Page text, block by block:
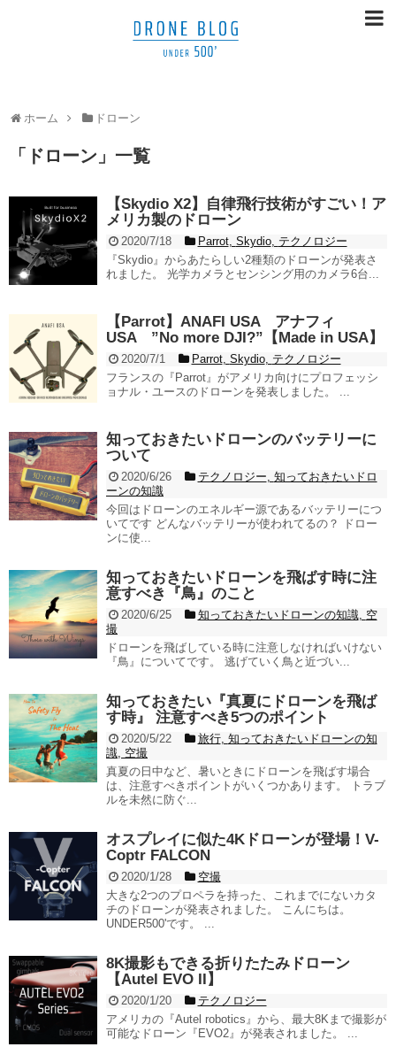
ホーム ドローン
「 ドローン 」 一覧
【Skydio X2】自律飛行技術がすごい！ア
メリカ製のドローン
2020/7/18 Parrot, Skydio, テクノロジー
『Skydio』からあたらしい2種類のドローンが発表さ
れました。 光学カメラとセンシング用のカメラ6台...
【Parrot】ANAFI USA アナフィ
USA ”No more DJI?”【Made in USA】
2020/7/1 Parrot, Skydio, テクノロジー
フランスの『Parrot』がアメリカ向けにプロフェッシ
ョナル・ユースのドローンを発表しました。 ...
知っておきたいドローンのバッテリーに
ついて
2020/6/26 テクノロジー, 知っておきたいドロ
ーンの知識
今回はドローンのエネルギー源であるバッテリーにつ
いてです どんなバッテリーが使われてるの？ ドロー
ンに使...
知っておきたいドローンを飛ばす時に注
意すべき『鳥』のこと
2020/6/25 知っておきたいドローンの知識, 空
撮
ドローンを飛ばしている時に注意しなければいけない
『鳥』についてです。 逃げていく鳥と近づい...
知っておきたい『真夏にドローンを飛ば
す時』 注意すべき5つのポイント
2020/5/22 旅行, 知っておきたいドローンの知
識, 空撮
真夏の日中など、暑いときにドローンを飛ばす場合
は、注意すべきポイントがいくつかあります。 トラブ
ルを未然に防ぐ...
オスプレイに似た4Kドローンが登場！V-
Coptr FALCON
2020/1/28
空撮
大きな2つのプロペラを持った、これまでにないカタ
チのドローンが発表されました。 こんにちは。
UNDER500'です。 ...
8K撮影もできる折りたたみドローン
【Autel EVO II】
2020/1/20
テクノロジー
アメリカの『Autel robotics』から、最大8Kまで撮影が
可能なドローン『EVO2』が発表されました。 ...